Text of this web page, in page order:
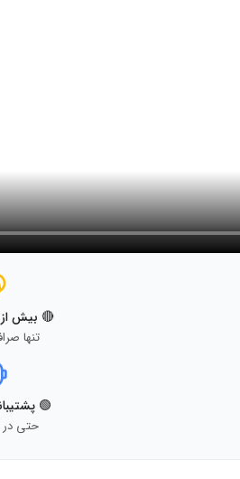
🔴 بیش از ۲۵۰۰ نوع
تنها
🟢 پشتیبانی ۲۴
حتی در